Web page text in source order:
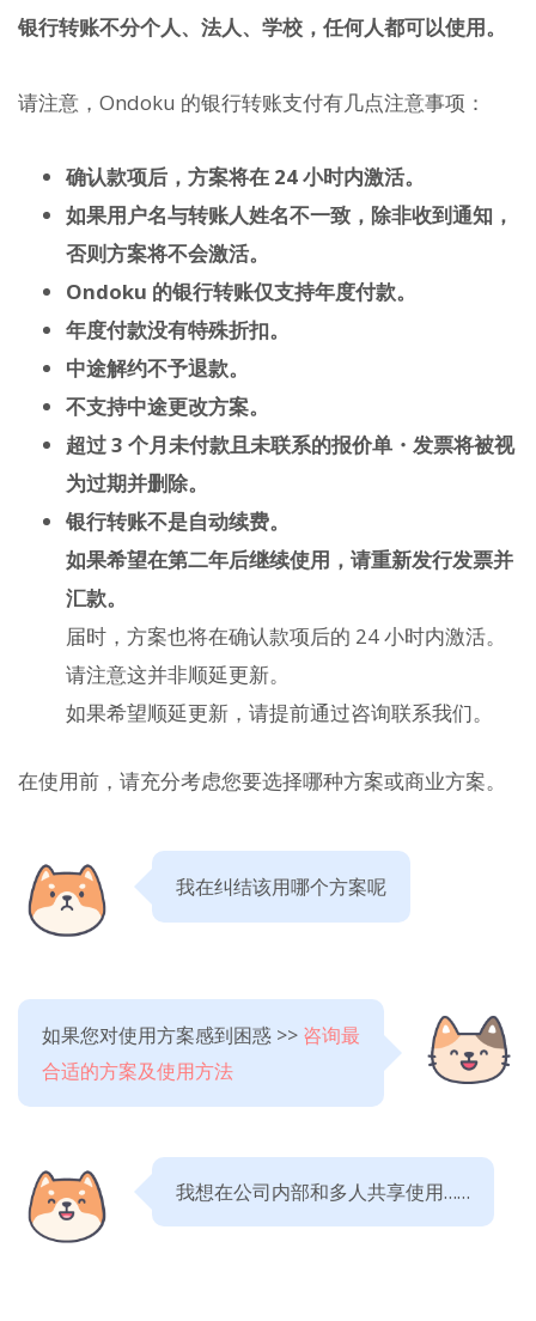
银行转账不分个人、法人、学校，任何人都可以使用。
请注意，Ondoku 的银行转账支付有几点注意事项：
确认款项后，方案将在 24 小时内激活。
如果用户名与转账人姓名不一致，除非收到通知，
否则方案将不会激活。
Ondoku 的银行转账仅支持年度付款。
年度付款没有特殊折扣。
中途解约不予退款。
不支持中途更改方案。
超过 3 个月未付款且未联系的报价单・发票将被视
为过期并删除。
银行转账不是自动续费。
如果希望在第二年后继续使用，请重新发行发票并
汇款。
届时，方案也将在确认款项后的 24 小时内激活。
请注意这并非顺延更新。
如果希望顺延更新，请提前通过咨询联系我们。
在使用前，请充分考虑您要选择哪种方案或商业方案。
我在纠结该用哪个方案呢
如果您对使用方案感到困惑 >> 咨询最
合适的方案及使用方法
我想在公司内部和多人共享使用……